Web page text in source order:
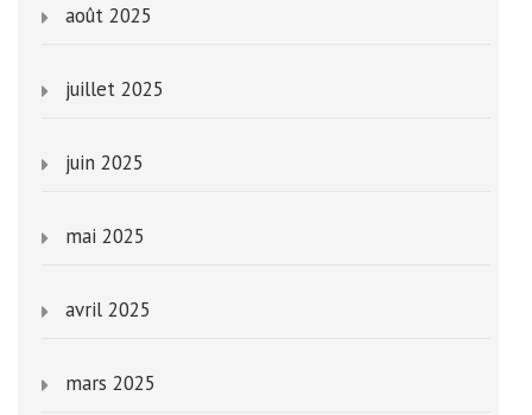
août 2025
juillet 2025
juin 2025
mai 2025
avril 2025
mars 2025